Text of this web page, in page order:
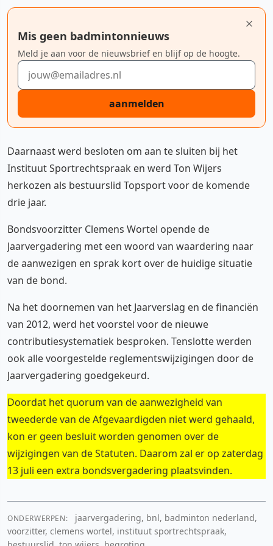
Mis geen badmintonnieuws
Meld je aan voor de nieuwsbrief en blijf op de hoogte.
E-mailadres
aanmelden
Daarnaast werd besloten om aan te sluiten bij het
Instituut Sportrechtspraak en werd Ton Wijers
herkozen als bestuurslid Topsport voor de komende
drie jaar.
Bondsvoorzitter Clemens Wortel opende de
Jaarvergadering met een woord van waardering naar
de aanwezigen en sprak kort over de huidige situatie
van de bond.
Na het doornemen van het Jaarverslag en de financiën
van 2012, werd het voorstel voor de nieuwe
contributiesystematiek besproken. Tenslotte werden
ook alle voorgestelde reglementswijzigingen door de
Jaarvergadering goedgekeurd.
Doordat het quorum van de aanwezigheid van
tweederde van de Afgevaardigden niet werd gehaald,
kon er geen besluit worden genomen over de
wijzigingen van de Statuten. Daarom zal er op zaterdag
13 juli een extra bondsvergadering plaatsvinden.
ONDERWERPEN:
jaarvergadering, bnl, badminton nederland,
voorzitter, clemens wortel, instituut sportrechtspraak,